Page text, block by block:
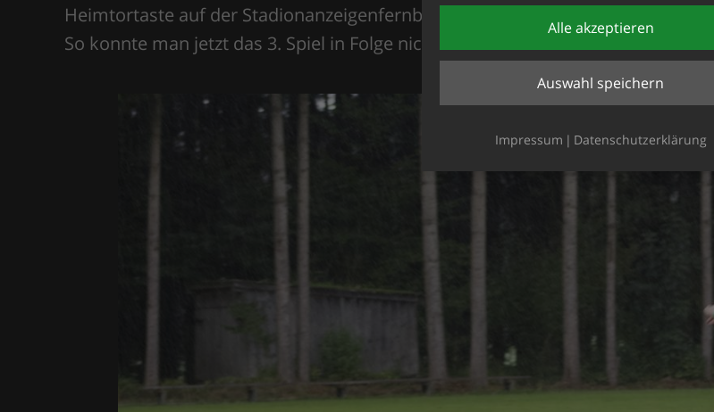
Heimtortaste auf der Stadionanzeigenfernbedienung leider nicht mehr
So konnte man jetzt das 3. Spiel in Folge nicht gewinnen und befindet sich
Alle akzeptieren
Auswahl speichern
Impressum Datenschutzerklärung